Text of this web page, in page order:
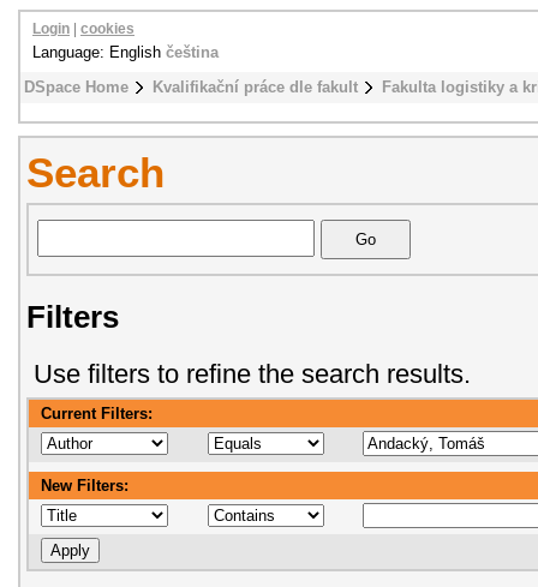
DSpace Home Kvalifikační práce dle fakult Fakulta logistiky a
Login cookies
Language: English čeština
Search
Filters
Use filters to refine the search results.
Current Filters:
New Filters: